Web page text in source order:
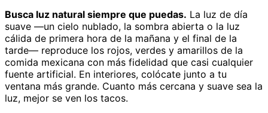
Busca luz natural siempre que puedas. La luz de día
suave —un cielo nublado, la sombra abierta o la luz
cálida de primera hora de la mañana y el final de la
tarde— reproduce los rojos, verdes y amarillos de la
comida mexicana con más fidelidad que casi cualquier
fuente artificial. En interiores, colócate junto a tu
ventana más grande. Cuanto más cercana y suave sea la
luz, mejor se ven los tacos.